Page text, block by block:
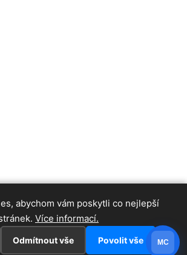
abychom vám poskytli co nejlepší
Více informací.
Odmítnout vše Povolit vše MC